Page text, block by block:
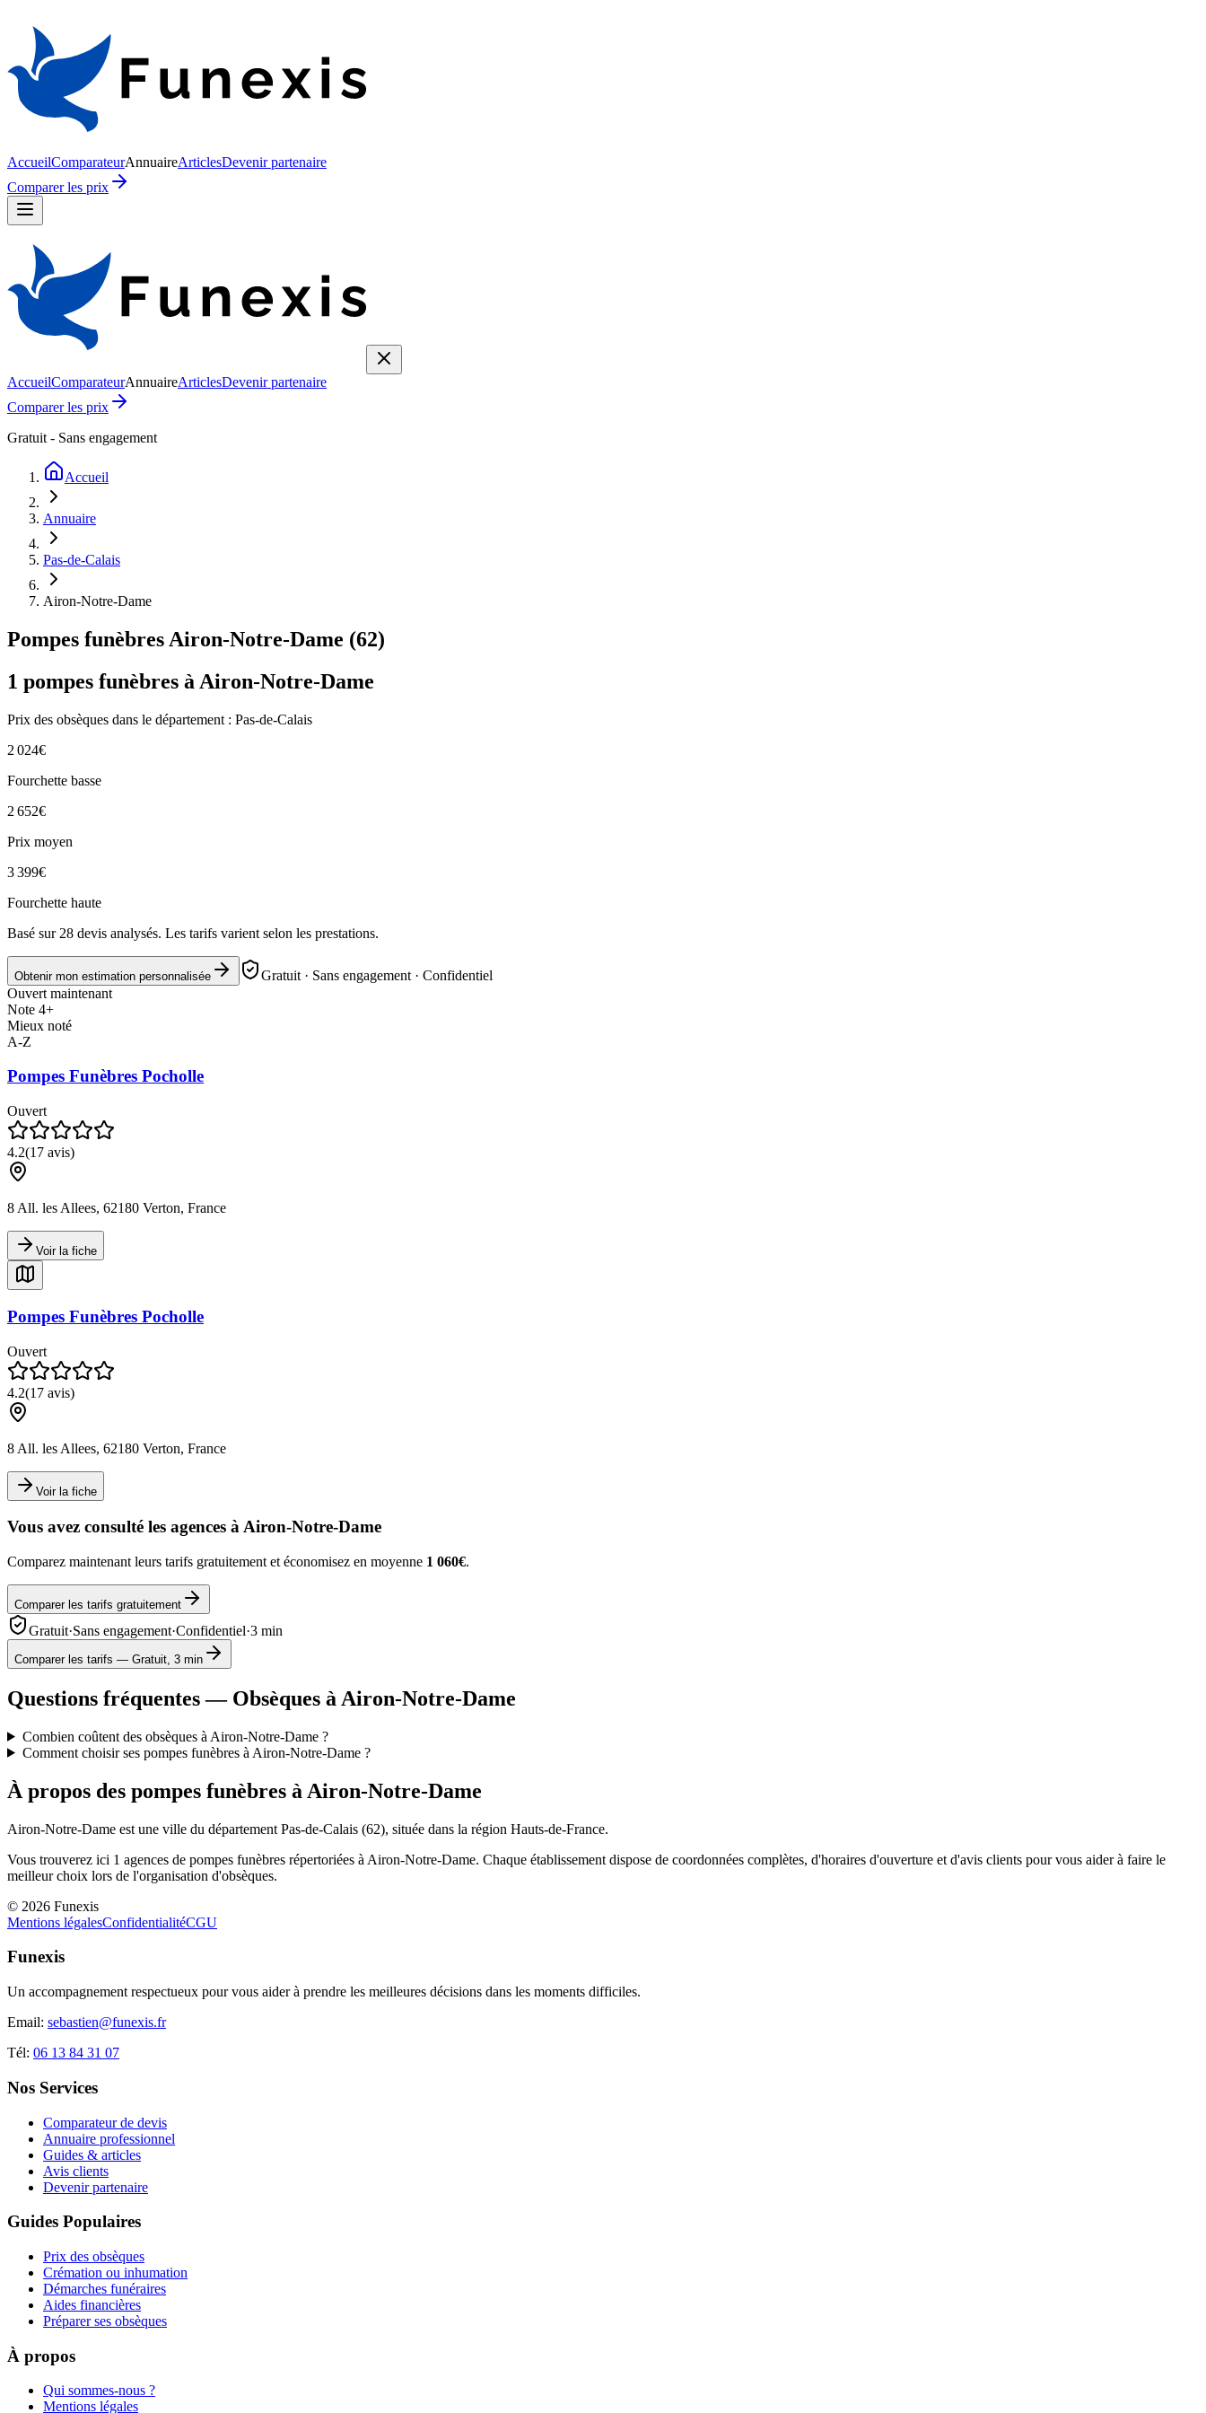
AccueilComparateurAnnuaireArticlesDevenir partenaire
Comparer les prix
AccueilComparateurAnnuaireArticlesDevenir partenaire
Comparer les prix
Gratuit - Sans engagement
Accueil
Annuaire
Pas-de-Calais
Airon-Notre-Dame
Pompes funèbres Airon-Notre-Dame (62)
1 pompes funèbres à Airon-Notre-Dame
Prix des obsèques dans le département : Pas-de-Calais
2 024€
Fourchette basse
2 652€
Prix moyen
3 399€
Fourchette haute
Basé sur 28 devis analysés. Les tarifs varient selon les prestations.
Obtenir mon estimation personnalisée
Gratuit · Sans engagement · Confidentiel
Ouvert maintenant
Note 4+
Mieux noté
A-Z
Pompes Funèbres Pocholle
Ouvert
4.2(17 avis)
8 All. les Allees, 62180 Verton, France
Voir la fiche
Pompes Funèbres Pocholle
Ouvert
4.2(17 avis)
8 All. les Allees, 62180 Verton, France
Voir la fiche
Vous avez consulté les agences àAiron-Notre-Dame
Comparez maintenant leurs tarifs gratuitement et économisez en moyenne 1 060€.
Comparer les tarifs gratuitement
Gratuit·Sans engagement·Confidentiel·3 min
Comparer les tarifs — Gratuit, 3 min
Questions fréquentes — Obsèques à Airon-Notre-Dame
Combien coûtent des obsèques à Airon-Notre-Dame ?
Comment choisir ses pompes funèbres à Airon-Notre-Dame ?
À propos des pompes funèbres à Airon-Notre-Dame
Airon-Notre-Dame est une ville du département Pas-de-Calais (62), située dans la région Hauts-de-France.
Vous trouverez ici 1 agences de pompes funèbres répertoriées à Airon-Notre-Dame. Chaque établissement dispose de coordonnées complètes, d'horaires d'ouverture et d'avis clients pour vous aider à faire le
meilleur choix lors de l'organisation d'obsèques.
© 2026 Funexis
Mentions légalesConfidentialitéCGU
Funexis
Un accompagnement respectueux pour vous aider à prendre les meilleures décisions dans les moments difficiles.
Email: sebastien@funexis.fr
Tél: 06 13 84 31 07
Nos Services
Comparateur de devis
Annuaire professionnel
Guides & articles
Avis clients
Devenir partenaire
Guides Populaires
Prix des obsèques
Crémation ou inhumation
Démarches funéraires
Aides financières
Préparer ses obsèques
À propos
Qui sommes-nous ?
Mentions légales